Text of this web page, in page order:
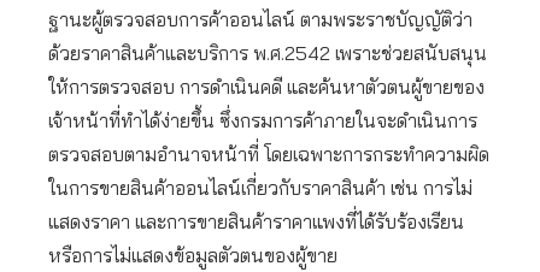
ฐานะผู้ตรวจสอบการค้าออนไลน์ ตามพระราชบัญญัติว่า
ด้วยราคาสินค้าและบริการ พ.ศ.2542 เพราะช่วยสนับสนุน
ให้การตรวจสอบ การดำเนินคดี และค้นหาตัวตนผู้ขายของ
เจ้าหน้าที่ทำได้ง่ายขึ้น ซึ่งกรมการค้าภายในจะดำเนินการ
ตรวจสอบตามอำนาจหน้าที่ โดยเฉพาะการกระทำความผิด
ในการขายสินค้าออนไลน์เกี่ยวกับราคาสินค้า เช่น การไม่
แสดงราคา และการขายสินค้าราคาแพงที่ได้รับร้องเรียน
หรือการไม่แสดงข้อมูลตัวตนของผู้ขาย